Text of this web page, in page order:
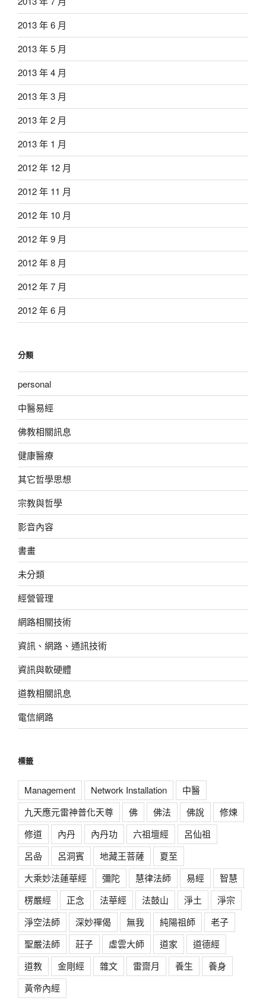
2013 年 6 月
2013 年 5 月
2013 年 4 月
2013 年 3 月
2013 年 2 月
2013 年 1 月
2012 年 12 月
2012 年 11 月
2012 年 10 月
2012 年 9 月
2012 年 8 月
2012 年 7 月
2012 年 6 月
分類
personal
中醫易經
佛教相關訊息
健康醫療
其它哲學思想
宗教與哲學
影音內容
書畫
未分類
經營管理
網路相關技術
資訊、網路、通訊技術
資訊與軟硬體
道教相關訊息
電信網路
標籤
Management Network Installation
中醫
九天應元雷神普化天尊
佛 佛法 佛說
修煉
修道
內丹 內丹功 六祖壇經
呂仙祖
呂喦
呂洞賓 地藏王菩薩
夏至
大乘妙法蓮華經
彌陀 慧律法師 易經
智慧
楞嚴經
正念 法華經 法鼓山 淨土
淨宗
淨空法師
深妙禪偈 無我 純陽祖師
老子
聖嚴法師
莊子 虛雲大師 道家
道德經
道教
金剛經 雜文 雷齋月 養生
養身
黃帝內經